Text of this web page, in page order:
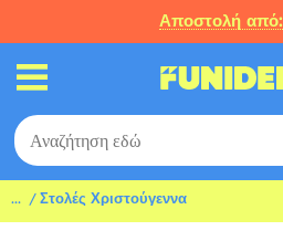
Αποστολή από:
... Στολές Χριστούγεννα